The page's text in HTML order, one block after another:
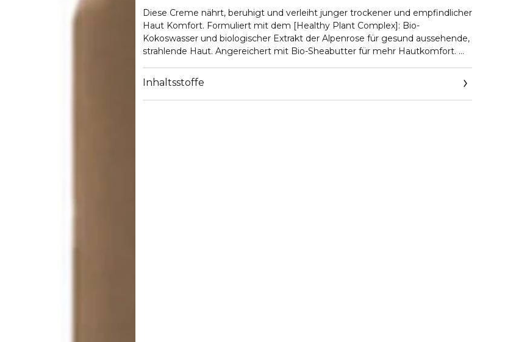
Diese Creme nährt, beruhigt und verleiht junger trockener und empfindlicher
Haut Komfort. Formuliert mit dem [Healthy Plant Complex]: Bio-
Kokoswasser und biologischer Extrakt der Alpenrose für gesund aussehende,
strahlende Haut. Angereichert mit Bio-Sheabutter für mehr Hautkomfort.
Anwendung:
Täglich, morgens und abends auf die gereinigte, trockene Haut auftragen.
Inhaltsstoffe